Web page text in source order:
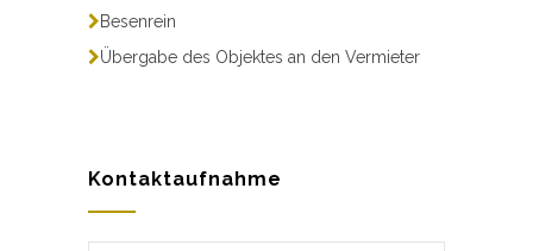
Besenrein
Übergabe des Objektes an den Vermieter
Kontaktaufnahme